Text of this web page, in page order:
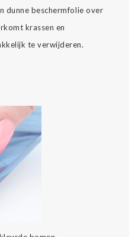
dunne beschermfolie over
krassen en
te verwijderen.